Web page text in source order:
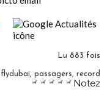
Lu 883 fois
flydubai passagers record
Notez